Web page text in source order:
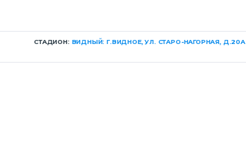
СТАДИОН: ВИДНЫЙ: Г.ВИДНОЕ, УЛ. СТАРО-НАГОРНАЯ, Д.20А